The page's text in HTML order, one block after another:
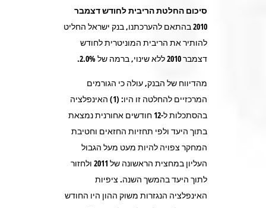
סיכום החלטת הריבית לחודש דצמבר
2010בהתאם להערכתנו, בנק ישראל החליט
להותיר את הריבית המוניטרית לחודש
דצמבר 2010 ללא שינוי, ברמה של 2.0%.
מהדיווח של הבנק, עולה כי הגורמים
המרכזיים להחלטה זו היו: (1) האינפלציה
בהסתכלות ל-12 חודשים אחורנית נמצאת
בתוך היעד ולפי תחזיות החזאים וחטיבת
המחקר צפויה להיות מעט מעל הגבול
העליון במחצית הראשונה של 2011 ולחזור
לתוך היעד בהמשך השנה. ציפיות
האינפלציה הנגזרות משוק ההון היו החודש